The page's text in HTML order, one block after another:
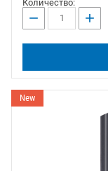
Количество:
− +
New